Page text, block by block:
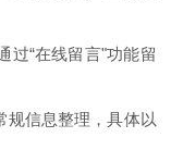
过“在线留言"功能留
规信息整理，具体以